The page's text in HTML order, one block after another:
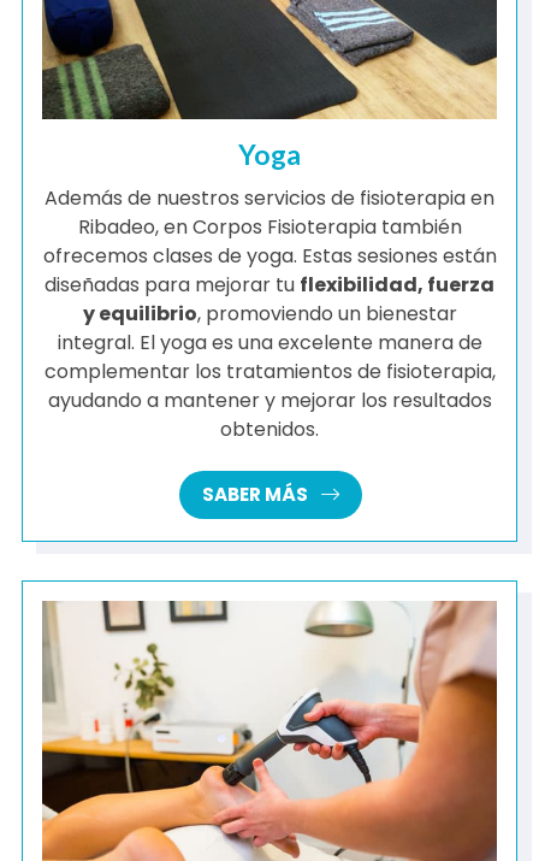
Yoga
Además de nuestros servicios de fisioterapia en
Ribadeo, en Corpos Fisioterapia también
ofrecemos clases de yoga. Estas sesiones están
diseñadas para mejorar tu flexibilidad, fuerza
y equilibrio, promoviendo un bienestar
integral. El yoga es una excelente manera de
complementar los tratamientos de fisioterapia,
ayudando a mantener y mejorar los resultados
obtenidos.
SABER MÁS